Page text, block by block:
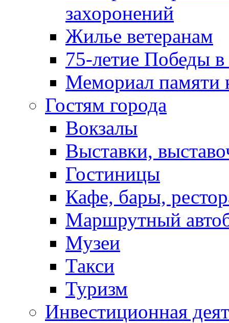
захоронений
Жилье ветеранам
75-летие Победы
Мемориал памяти
Гостям города
Вокзалы
Выставки,
Гостиницы
Кафе, бары,
Маршрутный
Музеи
Такси
Туризм
Инвестиционная